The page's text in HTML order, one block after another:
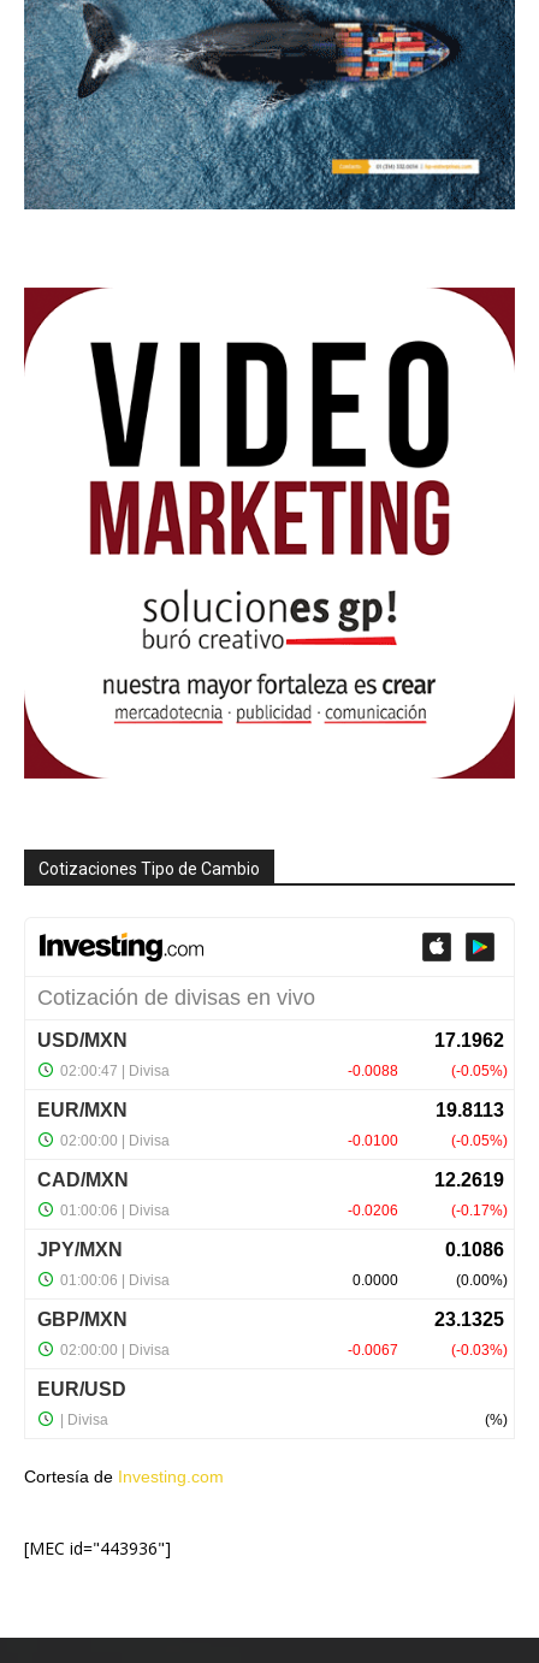
Cotizaciones Tipo de Cambio
Cortesía de Investing.com
[MEC id="443936"]